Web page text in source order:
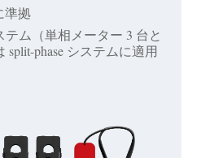
準拠
ム（単相メーター 3 台と
split-phase システムに適用